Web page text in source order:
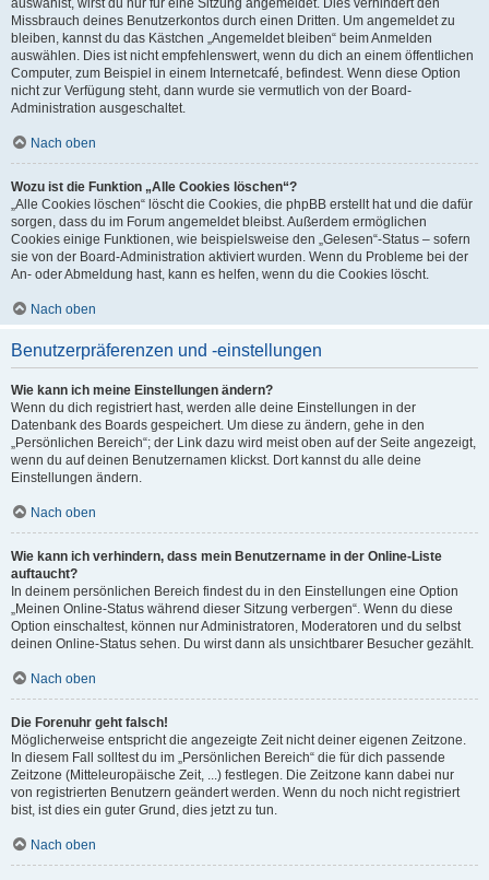
auswählst, wirst du nur für eine Sitzung angemeldet. Dies verhindert den
Missbrauch deines Benutzerkontos durch einen Dritten. Um angemeldet zu
bleiben, kannst du das Kästchen „Angemeldet bleiben“ beim Anmelden
auswählen. Dies ist nicht empfehlenswert, wenn du dich an einem öffentlichen
Computer, zum Beispiel in einem Internetcafé, befindest. Wenn diese Option
nicht zur Verfügung steht, dann wurde sie vermutlich von der Board-
Administration ausgeschaltet.
Nach oben
Wozu ist die Funktion „Alle Cookies löschen“?
„Alle Cookies löschen“ löscht die Cookies, die phpBB erstellt hat und die dafür
sorgen, dass du im Forum angemeldet bleibst. Außerdem ermöglichen
Cookies einige Funktionen, wie beispielsweise den „Gelesen“-Status – sofern
sie von der Board-Administration aktiviert wurden. Wenn du Probleme bei der
An- oder Abmeldung hast, kann es helfen, wenn du die Cookies löscht.
Nach oben
Benutzerpräferenzen und -einstellungen
Wie kann ich meine Einstellungen ändern?
Wenn du dich registriert hast, werden alle deine Einstellungen in der
Datenbank des Boards gespeichert. Um diese zu ändern, gehe in den
„Persönlichen Bereich“; der Link dazu wird meist oben auf der Seite angezeigt,
wenn du auf deinen Benutzernamen klickst. Dort kannst du alle deine
Einstellungen ändern.
Nach oben
Wie kann ich verhindern, dass mein Benutzername in der Online-Liste
auftaucht?
In deinem persönlichen Bereich findest du in den Einstellungen eine Option
„Meinen Online-Status während dieser Sitzung verbergen“. Wenn du diese
Option einschaltest, können nur Administratoren, Moderatoren und du selbst
deinen Online-Status sehen. Du wirst dann als unsichtbarer Besucher gezählt.
Nach oben
Die Forenuhr geht falsch!
Möglicherweise entspricht die angezeigte Zeit nicht deiner eigenen Zeitzone.
In diesem Fall solltest du im „Persönlichen Bereich“ die für dich passende
Zeitzone (Mitteleuropäische Zeit, ...) festlegen. Die Zeitzone kann dabei nur
von registrierten Benutzern geändert werden. Wenn du noch nicht registriert
bist, ist dies ein guter Grund, dies jetzt zu tun.
Nach oben